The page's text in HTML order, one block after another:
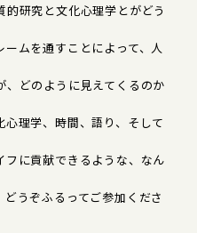
研究と文化心理学とがどう
ムを通すことによって、人
、どのように見えてくるのか
理学、時間、語り、そして
に貢献できるような、なん
うぞふるってご参加くださ